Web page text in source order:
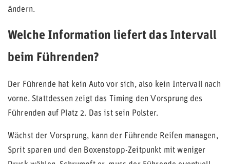
ändern.
Welche Information liefert das Intervall
beim Führenden?
Der Führende hat kein Auto vor sich, also kein Intervall nach
vorne. Stattdessen zeigt das Timing den Vorsprung des
Führenden auf Platz 2. Das ist sein Polster.
Wächst der Vorsprung, kann der Führende Reifen managen,
Sprit sparen und den Boxenstopp-Zeitpunkt mit weniger